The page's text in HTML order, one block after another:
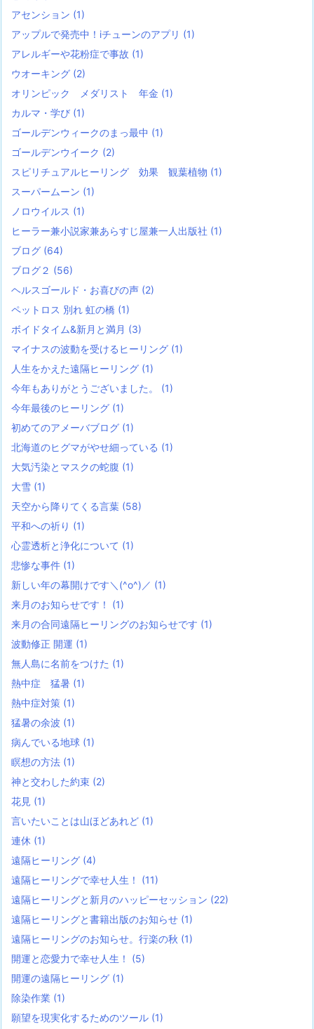
アセンション (1)
アップルで発売中！iチューンのアプリ (1)
アレルギーや花粉症で事故 (1)
ウオーキング (2)
オリンピック メダリスト 年金 (1)
カルマ・学び (1)
ゴールデンウィークのまっ最中 (1)
ゴールデンウイーク (2)
スピリチュアルヒーリング 効果 観葉植物 (1)
スーパームーン (1)
ノロウイルス (1)
ヒーラー兼小説家兼あらすじ屋兼一人出版社 (1)
ブログ (64)
ブログ２ (56)
ヘルスゴールド・お喜びの声 (2)
ペットロス 別れ 虹の橋 (1)
ボイドタイム&新月と満月 (3)
マイナスの波動を受けるヒーリング (1)
人生をかえた遠隔ヒーリング (1)
今年もありがとうございました。 (1)
今年最後のヒーリング (1)
初めてのアメーバブログ (1)
北海道のヒグマがやせ細っている (1)
大気汚染とマスクの蛇腹 (1)
大雪 (1)
天空から降りてくる言葉 (58)
平和への祈り (1)
心霊透析と浄化について (1)
悲惨な事件 (1)
新しい年の幕開けです＼(^o^)／ (1)
来月のお知らせです！ (1)
来月の合同遠隔ヒーリングのお知らせです (1)
波動修正 開運 (1)
無人島に名前をつけた (1)
熱中症 猛暑 (1)
熱中症対策 (1)
猛暑の余波 (1)
病んでいる地球 (1)
瞑想の方法 (1)
神と交わした約束 (2)
花見 (1)
言いたいことは山ほどあれど (1)
連休 (1)
遠隔ヒーリング (4)
遠隔ヒーリングで幸せ人生！ (11)
遠隔ヒーリングと新月のハッピーセッション (22)
遠隔ヒーリングと書籍出版のお知らせ (1)
遠隔ヒーリングのお知らせ。行楽の秋 (1)
開運と恋愛力で幸せ人生！ (5)
開運の遠隔ヒーリング (1)
除染作業 (1)
願望を現実化するためのツール (1)